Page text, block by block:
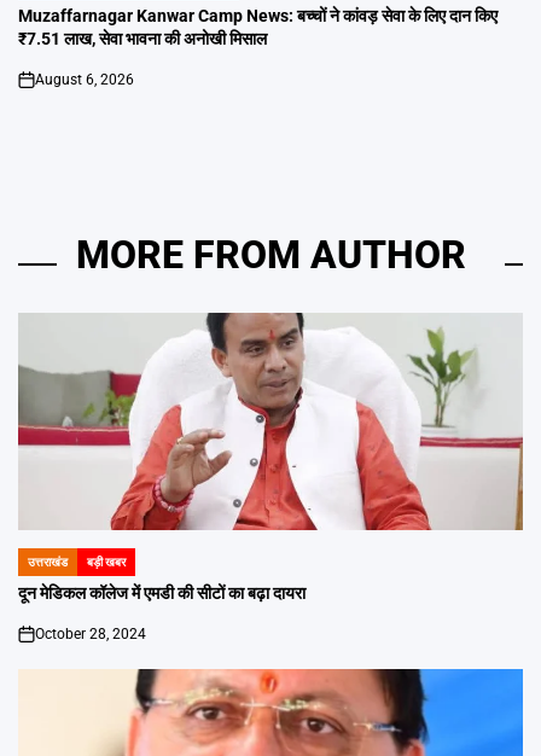
IN
Muzaffarnagar Kanwar Camp News: बच्चों ने कांवड़ सेवा के लिए दान किए
₹7.51 लाख, सेवा भावना की अनोखी मिसाल
on
August 6, 2026
MORE FROM AUTHOR
POSTED
IN
उत्तराखंड बड़ी खबर
दून मेडिकल कॉलेज में एमडी की सीटों का बढ़ा दायरा
on
October 28, 2024